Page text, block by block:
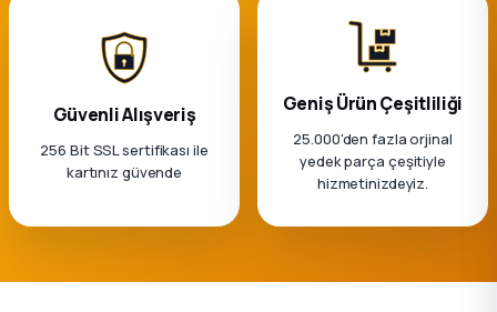
Güvenli Alışveriş
256 Bit SSL sertifikası ile
kartınız güvende
Geniş Ürün Çeşitliliği
25.000'den fazla orjinal
yedek parça çeşitiyle
hizmetinizdeyiz.